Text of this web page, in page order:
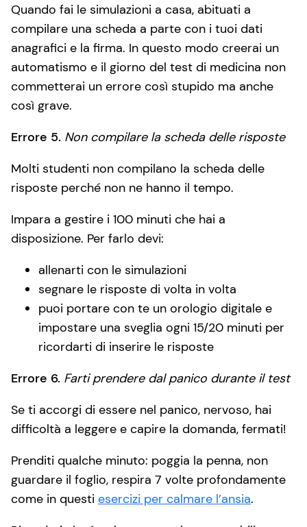
Quando fai le simulazioni a casa, abituati a
compilare una scheda a parte con i tuoi dati
anagrafici e la firma. In questo modo creerai un
automatismo e il giorno del test di medicina non
commetterai un errore così stupido ma anche
così grave.
Errore 5. Non compilare la scheda delle risposte
Molti studenti non compilano la scheda delle
risposte perché non ne hanno il tempo.
Impara a gestire i 100 minuti che hai a
disposizione. Per farlo devi:
allenarti con le simulazioni
segnare le risposte di volta in volta
puoi portare con te un orologio digitale e
impostare una sveglia ogni 15/20 minuti per
ricordarti di inserire le risposte
Errore 6. Farti prendere dal panico durante il test
Se ti accorgi di essere nel panico, nervoso, hai
difficoltà a leggere e capire la domanda, fermati!
Prenditi qualche minuto: poggia la penna, non
guardare il foglio, respira 7 volte profondamente
come in questi esercizi per calmare l’ansia.